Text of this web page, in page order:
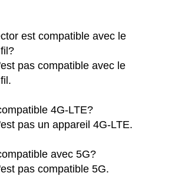
est compatible avec le
pas compatible avec le
4G-LTE?
pas un appareil 4G-LTE.
avec 5G?
pas compatible 5G.